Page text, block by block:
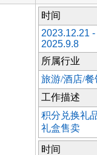
时间
2023.12.21 -
2025.9.8
所属行业
旅游/酒店/餐
工作描述
积分兑换礼
礼盒售卖
时间